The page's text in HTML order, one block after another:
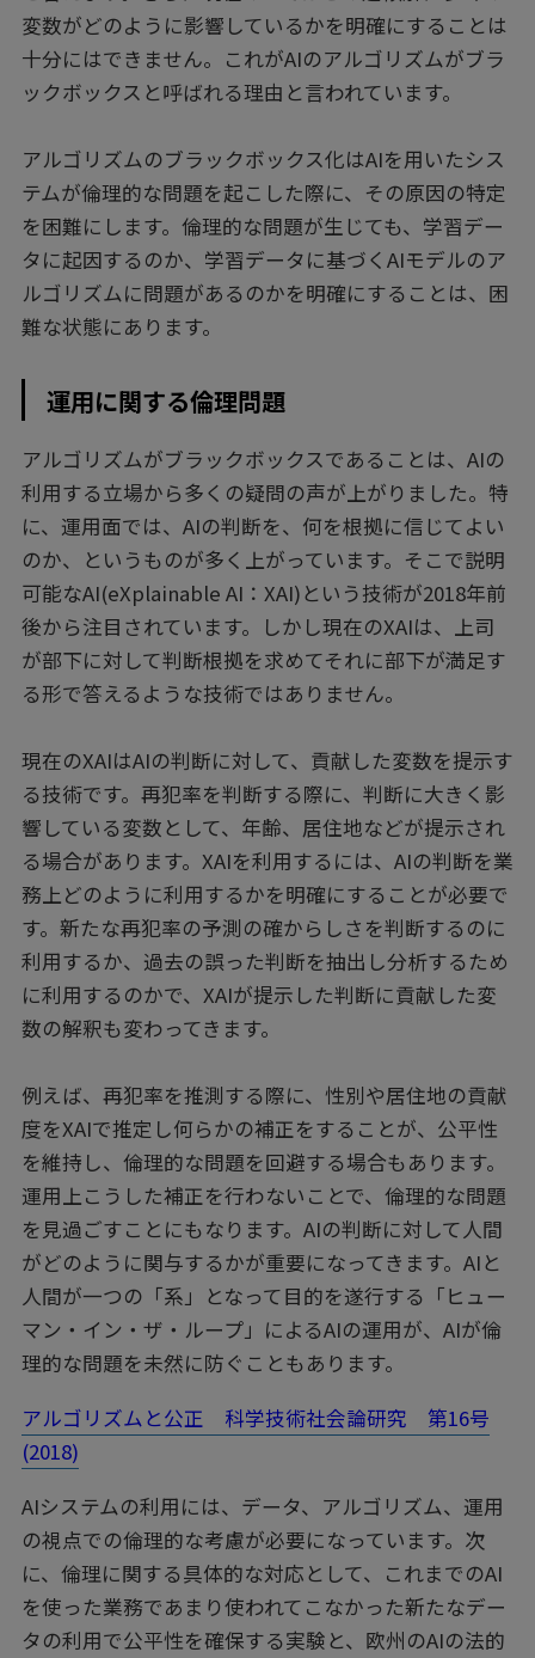
変数がどのように影響しているかを明確にすることは
十分にはできません。これがAIのアルゴリズムがブラ
ックボックスと呼ばれる理由と言われています。
アルゴリズムのブラックボックス化はAIを用いたシス
テムが倫理的な問題を起こした際に、その原因の特定
を困難にします。倫理的な問題が生じても、学習デー
タに起因するのか、学習データに基づくAIモデルのア
ルゴリズムに問題があるのかを明確にすることは、困
難な状態にあります。
運用に関する倫理問題
アルゴリズムがブラックボックスであることは、AIの
利用する立場から多くの疑問の声が上がりました。特
に、運用面では、AIの判断を、何を根拠に信じてよい
のか、というものが多く上がっています。そこで説明
可能なAI(eXplainable AI：XAI)という技術が2018年前
後から注目されています。しかし現在のXAIは、上司
が部下に対して判断根拠を求めてそれに部下が満足す
る形で答えるような技術ではありません。
現在のXAIはAIの判断に対して、貢献した変数を提示す
る技術です。再犯率を判断する際に、判断に大きく影
響している変数として、年齢、居住地などが提示され
る場合があります。XAIを利用するには、AIの判断を業
務上どのように利用するかを明確にすることが必要で
す。新たな再犯率の予測の確からしさを判断するのに
利用するか、過去の誤った判断を抽出し分析するため
に利用するのかで、XAIが提示した判断に貢献した変
数の解釈も変わってきます。
例えば、再犯率を推測する際に、性別や居住地の貢献
度をXAIで推定し何らかの補正をすることが、公平性
を維持し、倫理的な問題を回避する場合もあります。
運用上こうした補正を行わないことで、倫理的な問題
を見過ごすことにもなります。AIの判断に対して人間
がどのように関与するかが重要になってきます。AIと
人間が一つの「系」となって目的を遂行する「ヒュー
マン・イン・ザ・ループ」によるAIの運用が、AIが倫
理的な問題を未然に防ぐこともあります。
アルゴリズムと公正 科学技術社会論研究 第16号
(2018)
AIシステムの利用には、データ、アルゴリズム、運用
の視点での倫理的な考慮が必要になっています。次
に、倫理に関する具体的な対応として、これまでのAI
を使った業務であまり使われてこなかった新たなデー
タの利用で公平性を確保する実験と、欧州のAIの法的